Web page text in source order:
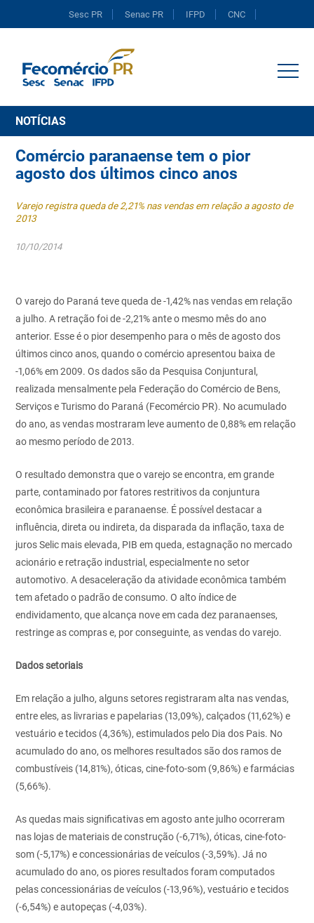
Sesc PR Senac PR IFPD CNC
NOTÍCIAS
Comércio paranaense tem o pior
agosto dos últimos cinco anos
Varejo registra queda de 2,21% nas vendas em relação a agosto de
2013
10/10/2014
O varejo do Paraná teve queda de -1,42% nas vendas em relação
a julho. A retração foi de -2,21% ante o mesmo mês do ano
anterior. Esse é o pior desempenho para o mês de agosto dos
últimos cinco anos, quando o comércio apresentou baixa de
-1,06% em 2009. Os dados são da Pesquisa Conjuntural,
realizada mensalmente pela Federação do Comércio de Bens,
Serviços e Turismo do Paraná (Fecomércio PR). No acumulado
do ano, as vendas mostraram leve aumento de 0,88% em relação
ao mesmo período de 2013.
O resultado demonstra que o varejo se encontra, em grande
parte, contaminado por fatores restritivos da conjuntura
econômica brasileira e paranaense. É possível destacar a
influência, direta ou indireta, da disparada da inflação, taxa de
juros Selic mais elevada, PIB em queda, estagnação no mercado
acionário e retração industrial, especialmente no setor
automotivo. A desaceleração da atividade econômica também
tem afetado o padrão de consumo. O alto índice de
endividamento, que alcança nove em cada dez paranaenses,
restringe as compras e, por conseguinte, as vendas do varejo.
Dados setoriais
Em relação a julho, alguns setores registraram alta nas vendas,
entre eles, as livrarias e papelarias (13,09%), calçados (11,62%) e
vestuário e tecidos (4,36%), estimulados pelo Dia dos Pais. No
acumulado do ano, os melhores resultados são dos ramos de
combustíveis (14,81%), óticas, cine-foto-som (9,86%) e farmácias
(5,66%).
As quedas mais significativas em agosto ante julho ocorreram
nas lojas de materiais de construção (-6,71%), óticas, cine-foto-
som (-5,17%) e concessionárias de veículos (-3,59%). Já no
acumulado do ano, os piores resultados foram computados
pelas concessionárias de veículos (-13,96%), vestuário e tecidos
(-6,54%) e autopeças (-4,03%).